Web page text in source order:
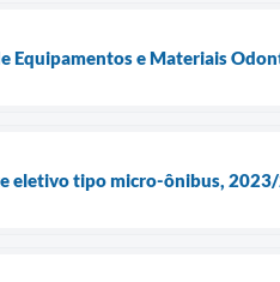
Equipamentos e Materiais
eletivo tipo micro-ônibus,